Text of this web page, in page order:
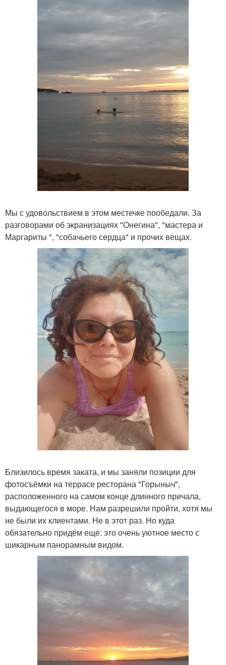
Мы с удовольствием в этом местечке пообедали. За
разговорами об экранизациях "Онегина", "мастера и
Маргариты ", "собачьего сердца" и прочих вещах.
Близилось время заката, и мы заняли позиции для
фотосъёмки на террасе ресторана "Горыныч",
расположенного на самом конце длинного причала,
выдающегося в море. Нам разрешили пройти, хотя мы
не были их клиентами. Не в этот раз. Но куда
обязательно придём еще: это очень уютное место с
шикарным панорамным видом.